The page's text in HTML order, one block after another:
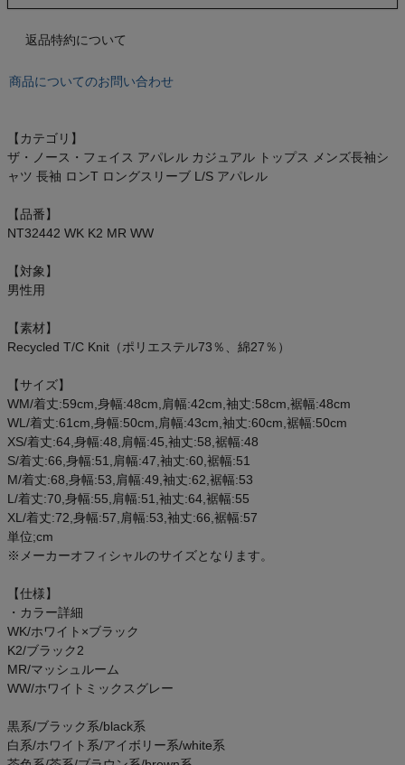
オン On
スポーツマリオTOP
ベースボールマリオ（野球商品）
お気に入り
ご利用ガイド
クーポン一覧
商品レビュー
プロテイン・サプリメントまとめ買い
アウトレットセール
スタッフコーディネート
スタッフブログ
返品特約について
商品についてのお問い合わせ
【カテゴリ】
ザ・ノース・フェイス アパレル カジュアル トップス メンズ長袖シ
ャツ 長袖 ロンT ロングスリーブ L/S アパレル
【品番】
NT32442 WK K2 MR WW
【対象】
男性用
【素材】
Recycled T/C Knit（ポリエステル73％、綿27％）
【サイズ】
WM/着丈:59cm,身幅:48cm,肩幅:42cm,袖丈:58cm,裾幅:48cm
WL/着丈:61cm,身幅:50cm,肩幅:43cm,袖丈:60cm,裾幅:50cm
XS/着丈:64,身幅:48,肩幅:45,袖丈:58,裾幅:48
S/着丈:66,身幅:51,肩幅:47,袖丈:60,裾幅:51
M/着丈:68,身幅:53,肩幅:49,袖丈:62,裾幅:53
L/着丈:70,身幅:55,肩幅:51,袖丈:64,裾幅:55
XL/着丈:72,身幅:57,肩幅:53,袖丈:66,裾幅:57
単位;cm
※メーカーオフィシャルのサイズとなります。
【仕様】
・カラー詳細
WK/ホワイト×ブラック
K2/ブラック2
MR/マッシュルーム
WW/ホワイトミックスグレー
黒系/ブラック系/black系
白系/ホワイト系/アイボリー系/white系